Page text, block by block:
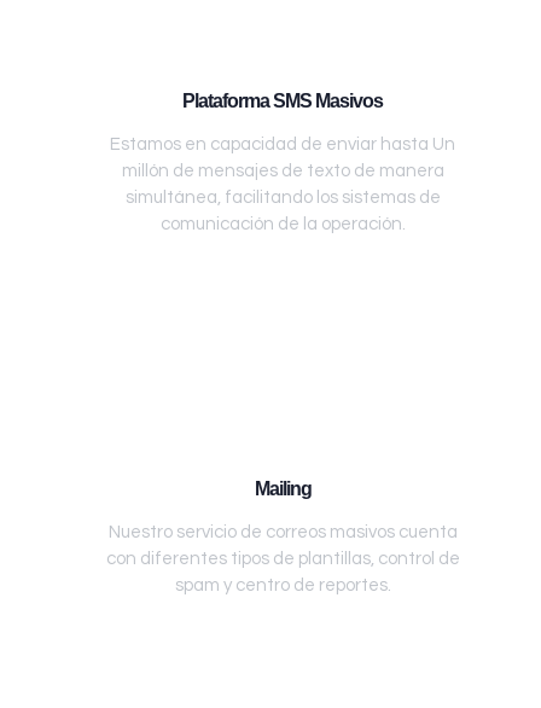
Plataforma SMS Masivos
Estamos en capacidad de enviar hasta Un
millón de mensajes de texto de manera
simultánea, facilitando los sistemas de
comunicación de la operación.
Mailing
Nuestro servicio de correos masivos cuenta
con diferentes tipos de plantillas, control de
spam y centro de reportes.